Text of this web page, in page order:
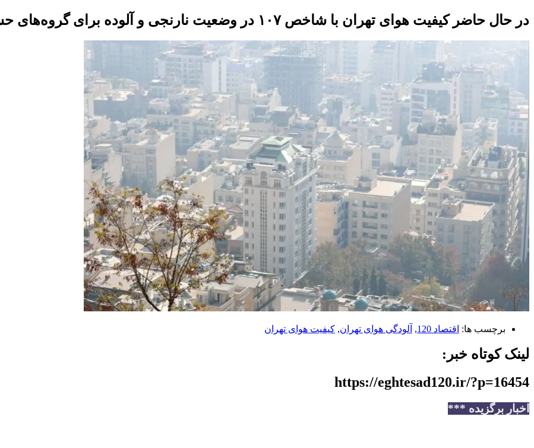
در حال حاضر کیفیت هوای تهران با شاخص ۱۰۷ در وضعیت نارنجی و آلوده برای گروه‌های حساس قرار دارد
برچسب ها: اقتصاد 120 , آلودگی هوای تهران, کیفیت هوای تهران
لینک کوتاه خبر:
https://eghtesad120.ir/?p=16454
اخبار برگزیده ***